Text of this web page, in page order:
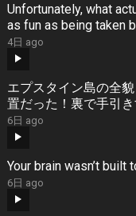
Unfortunately, what
as fun as being taken
4日 ago
エプスタイン島の全
置だった！裏で手引
が集まるBARシーズン
6日 ago
Your brain wasn’t built
6日 ago